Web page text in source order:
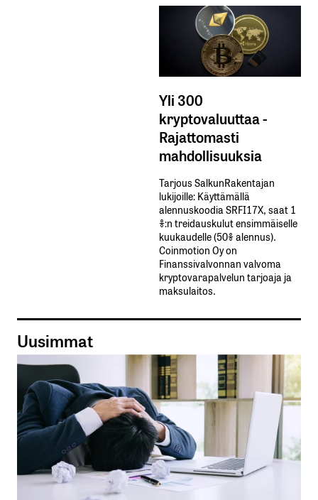
Yli 300
kryptovaluuttaa -
Rajattomasti
mahdollisuuksia
Tarjous SalkunRakentajan
lukijoille: Käyttämällä​ ​
alennuskoodia​ ​SRFI17X,​ ​saat​ ​1
%:n treidauskulut​ ​ensimmäiselle​ ​
kuukaudelle​ ​(50%​ ​alennus).
Coinmotion Oy on
Finanssivalvonnan valvoma
kryptovarapalvelun tarjoaja ja
maksulaitos.
Uusimmat